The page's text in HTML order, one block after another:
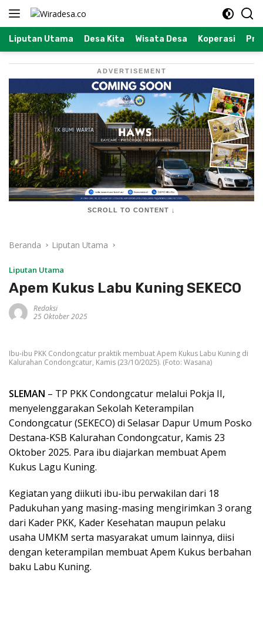
Langsung
Liputan Utama Desa Kita Wisata Desa Koperasi
ADVERTISEMENT
SCROLL TO CONTENT ↓
Beranda Liputan Utama
Liputan Utama
Apem Kukus Labu Kuning SEKECO
Redaksi
25 Oktober 2025
Ibu-ibu PKK Condongcatur praktik membuat Apem Kukus Labu Kuning di
Kalurahan Condongcatur, Kamis (23/10/2025). (Foto: Wasana)
SLEMAN – TP PKK Condongcatur melalui Pokja II,
menyelenggarakan Sekolah Keterampilan
Condongcatur (SEKECO) di Selasar Dapur Umum Posko
Destana-KSB Kalurahan Condongcatur, Kamis 23
Oktober 2025. Para ibu diajarkan membuat Apem
Kukus Lagu Kuning.
Kegiatan yang diikuti ibu-ibu perwakilan dari 18
Padukuhan yang masing-masing mengirimkan 3 orang
dari Kader PKK, Kader Kesehatan maupun pelaku
usaha UMKM serta masyarakat umum lainnya, diisi
dengan keterampilan membuat Apem Kukus berbahan
baku Labu Kuning.